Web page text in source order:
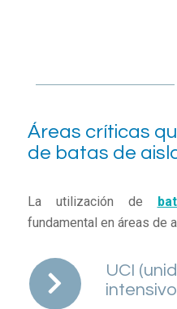
Áreas críticas
de batas de
La utilización de
fundamental en áreas de
UCI